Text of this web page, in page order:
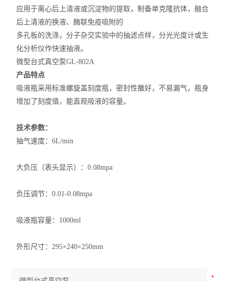
应用于离心后上清液或沉淀物的提取，制备单克隆抗体，融合
后上清液的换液、酶联免疫吸附的
多孔板的洗涤，分子杂交实验中的抽滤点样，分光光度计或生
化分析仪作快速抽液。
微型台式真空泵GL-802A
产品特点
吸液瓶采用标准螺旋盖刻度瓶，密封性雒好，不易漏气，瓶身
增加了刻度值，能直观吸液的容量。
技术参数：
抽气速度：6L/min
大负压（表头显示）：0.08mpa
负压调节：0.01-0.08mpa
吸液瓶容量：1000ml
外形尺寸：295×240×250mm